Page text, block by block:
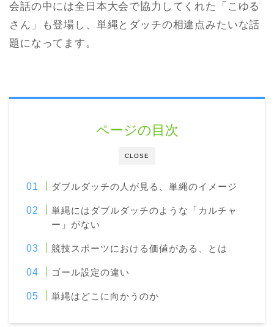
会話の中には全日本大会で協力してくれた「こゆる
さん」も登場し、単縄とダッチの相違点みたいな話
題になってます。
CLOSE
ページの目次
ダブルダッチの人が見る、単縄のイメージ
単縄にはダブルダッチのような「カルチャ
ー」がない
競技スポーツにおける価値がある、とは
ゴール設定の違い
単縄はどこに向かうのか